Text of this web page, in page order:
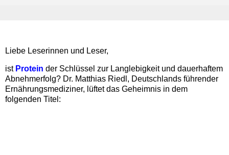
Liebe Leserinnen und Leser,
ist Protein der Schlüssel zur Langlebigkeit und dauerhaftem
Abnehmerfolg? Dr. Matthias Riedl, Deutschlands führender
Ernährungsmediziner, lüftet das Geheimnis in dem
folgenden Titel: